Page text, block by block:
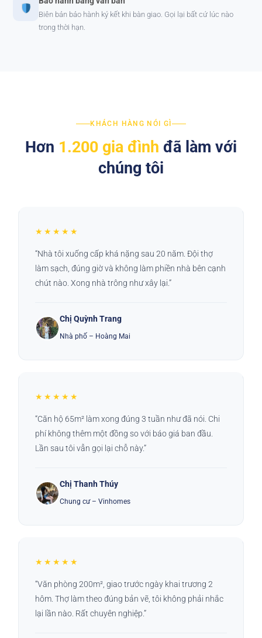
Biên bản bảo hành ký kết khi bàn giao. Gọi lại bất cứ lúc nào
trong thời hạn.
KHÁCH HÀNG NÓI GÌ
Hơn 1.200 gia đình đã làm với
chúng tôi
★★★★★
“Nhà tôi xuống cấp khá nặng sau 20 năm. Đội thợ
làm sạch, đúng giờ và không làm phiền nhà bên cạnh
chút nào. Xong nhà trông như xây lại.”
Chị Quỳnh Trang
Nhà phố – Hoàng Mai
★★★★★
“Căn hộ 65m² làm xong đúng 3 tuần như đã nói. Chi
phí không thêm một đồng so với báo giá ban đầu.
Lần sau tôi vẫn gọi lại chỗ này.”
Chị Thanh Thúy
Chung cư – Vinhomes
★★★★★
“Văn phòng 200m², giao trước ngày khai trương 2
hôm. Thợ làm theo đúng bản vẽ, tôi không phải nhắc
lại lần nào. Rất chuyên nghiệp.”